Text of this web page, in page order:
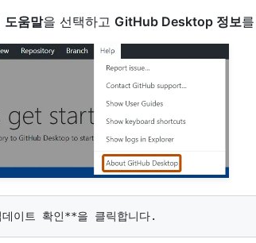
도움말을 선택하고 GitHub Desktop 정보